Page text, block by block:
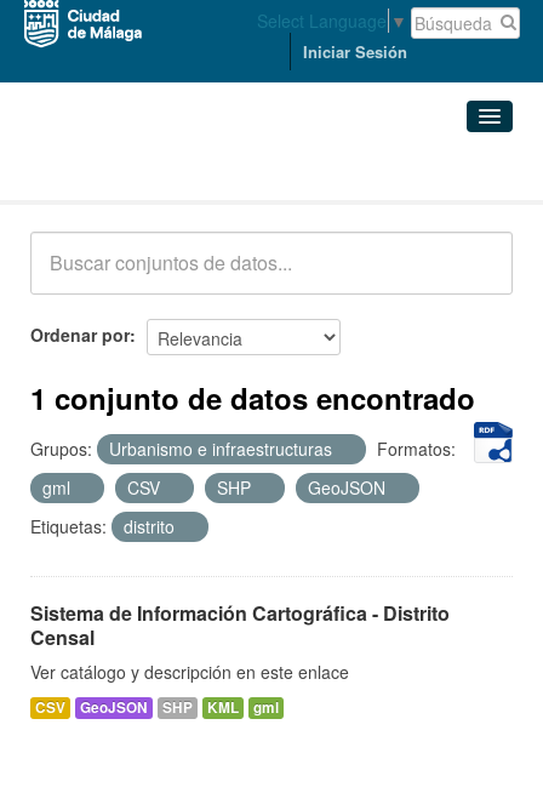
Select Language ▼
Iniciar Sesión
Acerca de
Ordenar por
1 conjunto de datos encontrado
Grupos: Urbanismo e infraestructuras
Formatos:
gml
CSV SHP
GeoJSON
Etiquetas:
distrito
Sistema de Información Cartográfica - Distrito
Censal
Ver catálogo y descripción en este enlace
CSV GeoJSON SHP KML gml